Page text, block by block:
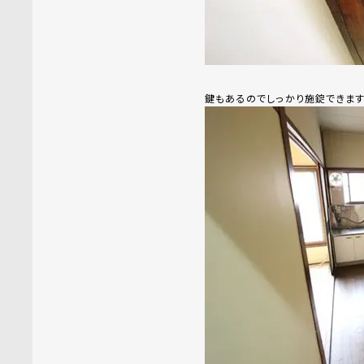
鍵もあるのでしっかり施錠できます